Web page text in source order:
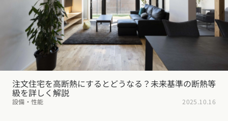
選べる仕様
コストパフォーマンス
アフターサポート
建築家
東京都神奈川県埼玉県千葉県茨城県栃木県
甲信越・北陸エリア
新潟県 富山県石川県 福井県 山梨県 長野県
東海エリア
愛知県
平屋
2階建て
狭小住宅
二世帯住宅
フォトギャラリー
動画で学ぶ注文住宅
動画で学ぶ注文住宅
家づくりのお勉強
デザイン
ルームツアー
家づくりコラム
家づくりコラム一覧
注文住宅の基礎知識
設備・性能
エリア別注文住宅
北海道 青森県
注文住宅を高断熱にするとどうなる？未来基準の断熱等
級を詳しく解説
設備・性能 2025.10.16